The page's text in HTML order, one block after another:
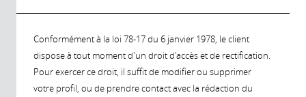
Conformément à la loi 78-17 du 6 janvier 1978, le client
dispose à tout moment d'un droit d'accès et de rectification.
Pour exercer ce droit, il suffit de modifier ou supprimer
votre profil, ou de prendre contact avec la rédaction du